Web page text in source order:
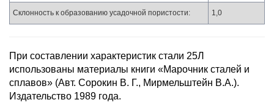
Склонность к образованию усадочной пористости: 1,0
При составлении характеристик стали 25Л
использованы материалы книги «Марочник сталей и
сплавов» (Авт. Сорокин В. Г., Мирмельштейн В.А.).
Издательство 1989 года.